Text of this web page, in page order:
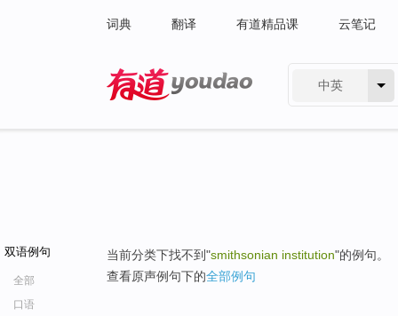
词典 翻译 有道精品课 云笔记
中英
双语例句
全部
口语
当前分类下找不到"smithsonian institution"的例句。
查看原声例句下的全部例句